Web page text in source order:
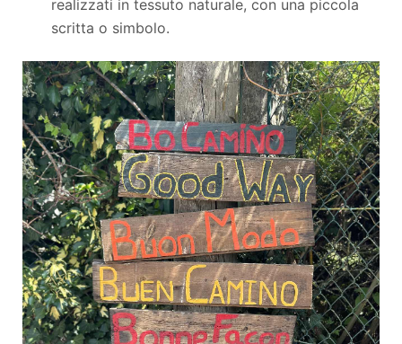
realizzati in tessuto naturale, con una piccola
scritta o simbolo.